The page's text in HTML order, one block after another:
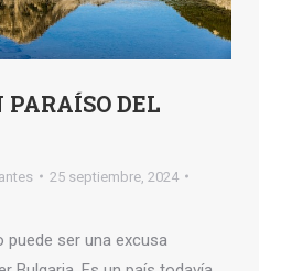
DEL
25 septiembre, 2024
puede ser una excusa